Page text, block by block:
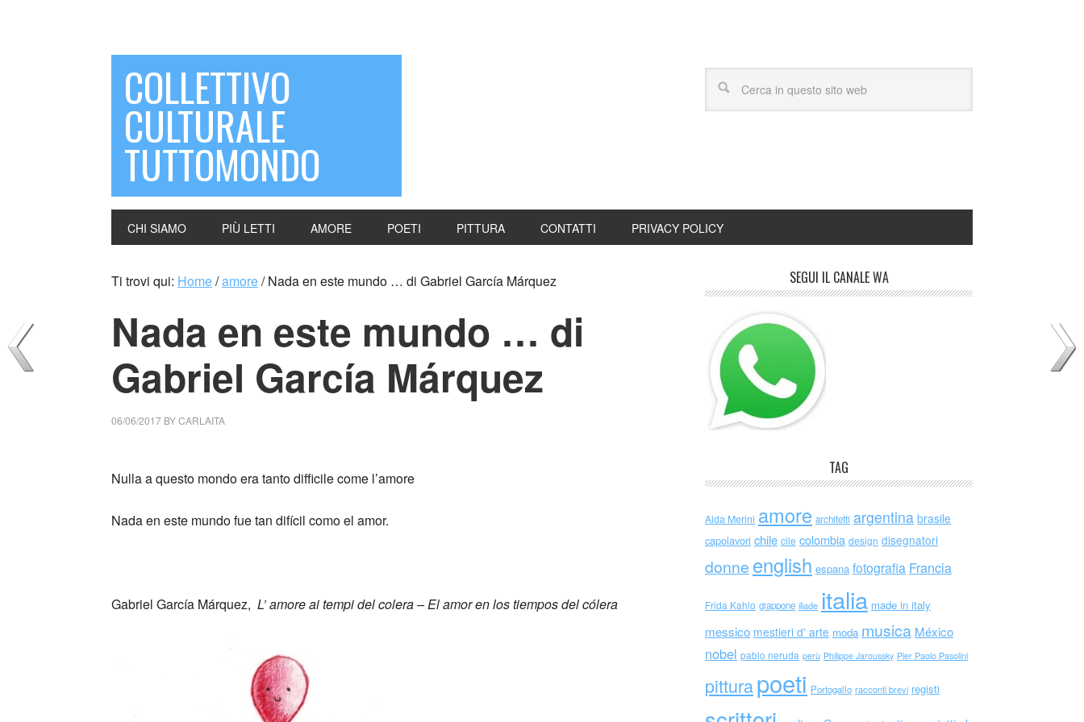
COLLETTIVO
CULTURALE
TUTTOMONDO
CHI SIAMO PIÙ LETTI AMORE POETI PITTURA CONTATTI PRIVACY POLICY
Ti trovi qui: Home/amore/Nada en este mundo … di Gabriel García Márquez
Nada en este mundo … di
Gabriel García Márquez
06/06/2017 BYCARLAITA
Nulla a questo mondo era tanto difficile come l’amore
Nada en este mundo fue tan difícil como el amor.
Gabriel García Márquez, L’ amore ai tempi del colera – El amor en los tiempos del cólera
SEGUI IL CANALE WA
TAG
Alda Merini amore architetti argentina brasile
capolavori chile cile colombia design disegnatori
donne english espana fotografia Francia
Frida Kahlo giappone iliade italia made in italy
messico mestieri d' arte moda musica México
nobel pablo neruda perù Philippe Jaroussky Pier Paolo Pasolini
pitturapoeti Portogallo racconti brevi registi